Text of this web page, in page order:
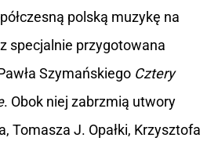
polską muzykę na
specjalnie przygotowana
Szymańskiego Cztery
. Obok niej zabrzmią utwory
Tomasza J. Opałki, Krzysztofa